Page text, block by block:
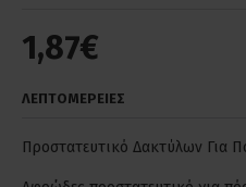
1,87€
ΛΕΠΤΟΜΕΡΕΙΕΣ
Προστατευτικό Δακτύλων Για